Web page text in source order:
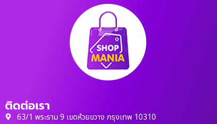
ติดต่อเรา
63/1 พระราม 9 เขตห้วยขวาง กรุงเทพ 10310